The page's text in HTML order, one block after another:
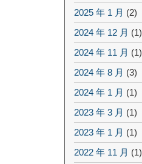
2025 年 1 月 (2)
2024 年 12 月 (1)
2024 年 11 月 (1)
2024 年 8 月 (3)
2024 年 1 月 (1)
2023 年 3 月 (1)
2023 年 1 月 (1)
2022 年 11 月 (1)